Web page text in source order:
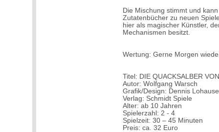
Die Mischung stimmt und
Zutatenbücher zu neuen
hier als magischer Künstler,
Mechanismen besitzt.
Wertung: Gerne Morgen
Titel: DIE QUACKSALBER
Autor: Wolfgang Warsch
Grafik/Design: Dennis
Verlag: Schmidt Spiele
Alter: ab 10 Jahren
Spielerzahl: 2 - 4
Spielzeit: 30 – 45 Minuten
Preis: ca. 32 Euro